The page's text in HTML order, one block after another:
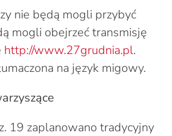
nie będą mogli przybyć
mogli obejrzeć transmisję
http://www.27grudnia.pl.
na język migowy.
19 zaplanowano tradycyjny